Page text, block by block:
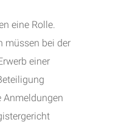
eine Rolle.
müssen bei der
einer
Anmeldungen